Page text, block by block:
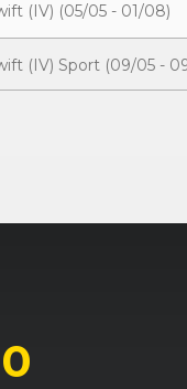
(IV) (05/05 - 01/08)
(IV) Sport (09/05 -